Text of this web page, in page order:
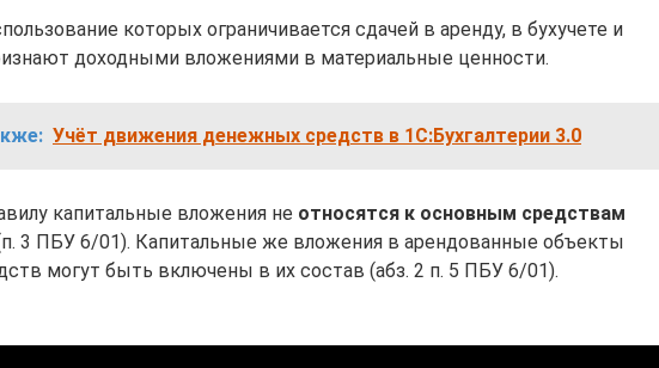
которых ограничивается сдачей в аренду, в бухучете и
доходными вложениями в материальные ценности.
Учёт движения денежных средств в 1С:Бухгалтерии 3.0
капитальные вложения не относятся к основным средствам
3 ПБУ 6/01). Капитальные же вложения в арендованные объекты
могут быть включены в их состав (абз. 2 п. 5 ПБУ 6/01).